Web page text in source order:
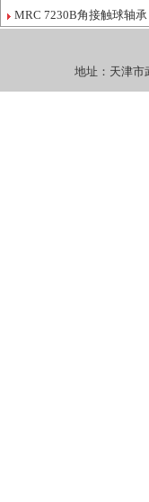
MRC 7230B角接触球轴承
地址：天津市